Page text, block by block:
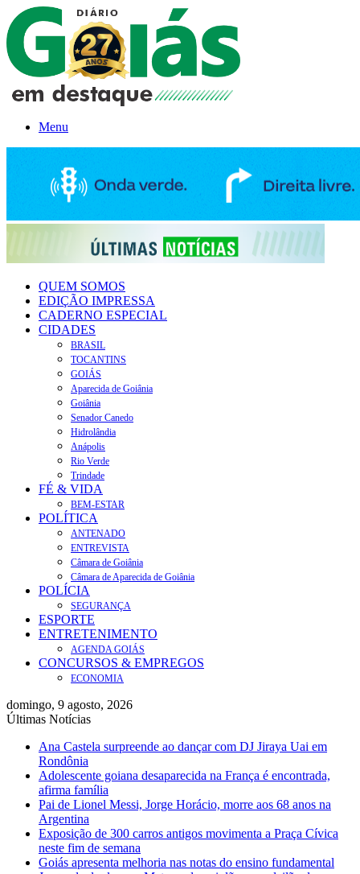
Menu
QUEM SOMOS
EDIÇÃO IMPRESSA
CADERNO ESPECIAL
CIDADES
BRASIL
TOCANTINS
GOIÁS
Aparecida de Goiânia
Goiânia
Senador Canedo
Hidrolândia
Anápolis
Rio Verde
Trindade
FÉ & VIDA
BEM-ESTAR
POLÍTICA
ANTENADO
ENTREVISTA
Câmara de Goiânia
Câmara de Aparecida de Goiânia
POLÍCIA
SEGURANÇA
ESPORTE
ENTRETENIMENTO
AGENDA GOIÁS
CONCURSOS & EMPREGOS
ECONOMIA
domingo, 9 agosto, 2026
Últimas Notícias
Ana Castela surpreende ao dançar com DJ Jiraya Uai em
Rondônia
Adolescente goiana desaparecida na França é encontrada,
afirma família
Pai de Lionel Messi, Jorge Horácio, morre aos 68 anos na
Argentina
Exposição de 300 carros antigos movimenta a Praça Cívica
neste fim de semana
Goiás apresenta melhoria nas notas do ensino fundamental